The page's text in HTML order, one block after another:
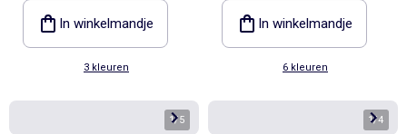
In winkelmandje
3 kleuren
In winkelmandje
6 kleuren
1/5 1/4